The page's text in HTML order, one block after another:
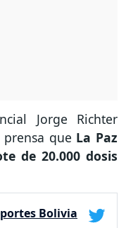
Jorge Richter
que La Paz
de 20.000 dosis
Bolivia